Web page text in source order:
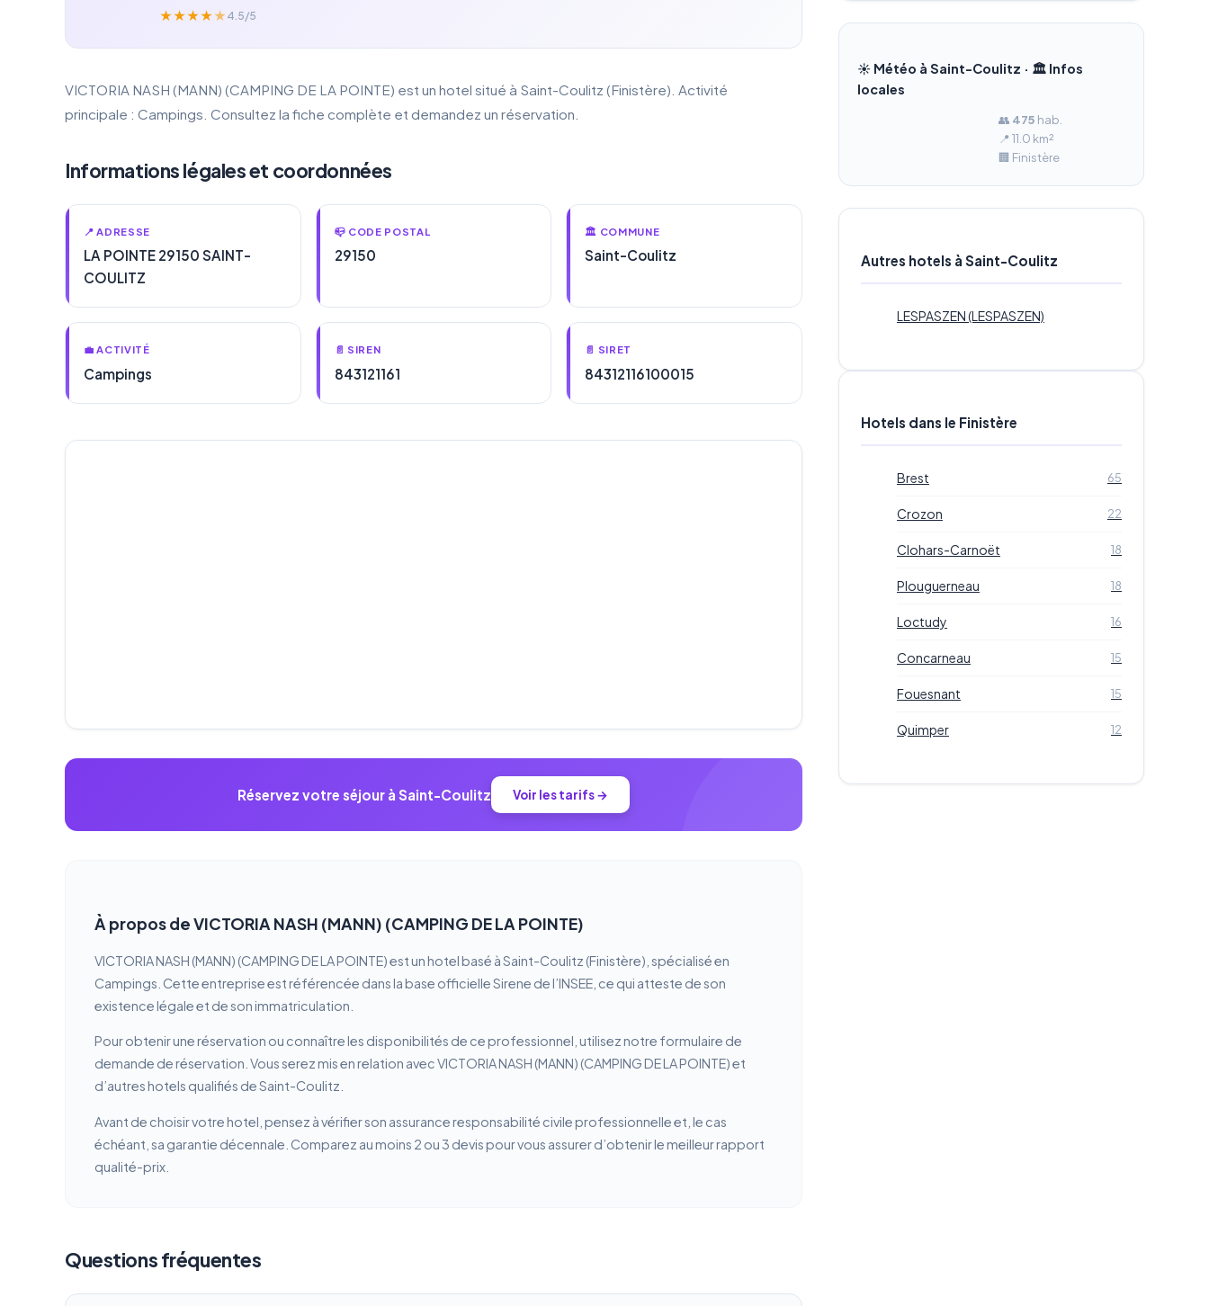
★★★★★ 4.5/5
VICTORIA NASH (MANN) (CAMPING DE LA POINTE) est un hotel situé à Saint-Coulitz (Finistère). Activité
principale : Campings. Consultez la fiche complète et demandez un réservation.
Informations légales et coordonnées
📍 ADRESSE
LA POINTE 29150 SAINT-
COULITZ
📪 CODE POSTAL
29150
🏛️ COMMUNE
Saint-Coulitz
💼 ACTIVITÉ
Campings
📄 SIREN
843121161
📄 SIRET
84312116100015
Réservez votre séjour à Saint-Coulitz Voir les tarifs →
À propos de VICTORIA NASH (MANN) (CAMPING DE LA POINTE)
VICTORIA NASH (MANN) (CAMPING DE LA POINTE) est un hotel basé à Saint-Coulitz (Finistère), spécialisé en
Campings. Cette entreprise est référencée dans la base officielle Sirene de l’INSEE, ce qui atteste de son
existence légale et de son immatriculation.
Pour obtenir une réservation ou connaître les disponibilités de ce professionnel, utilisez notre formulaire de
demande de réservation. Vous serez mis en relation avec VICTORIA NASH (MANN) (CAMPING DE LA POINTE) et
d’autres hotels qualifiés de Saint-Coulitz.
Avant de choisir votre hotel, pensez à vérifier son assurance responsabilité civile professionnelle et, le cas
échéant, sa garantie décennale. Comparez au moins 2 ou 3 devis pour vous assurer d’obtenir le meilleur rapport
qualité-prix.
Questions fréquentes
☀️ Météo à Saint-Coulitz · 🏛️ Infos
locales
👥 475 hab.
📍 11.0 km²
🏢 Finistère
Autres hotels à Saint-Coulitz
LESPASZEN (LESPASZEN)
Hotels dans le Finistère
Brest 65
Crozon 22
Clohars-Carnoët 18
Plouguerneau 18
Loctudy 16
Concarneau 15
Fouesnant 15
Quimper 12